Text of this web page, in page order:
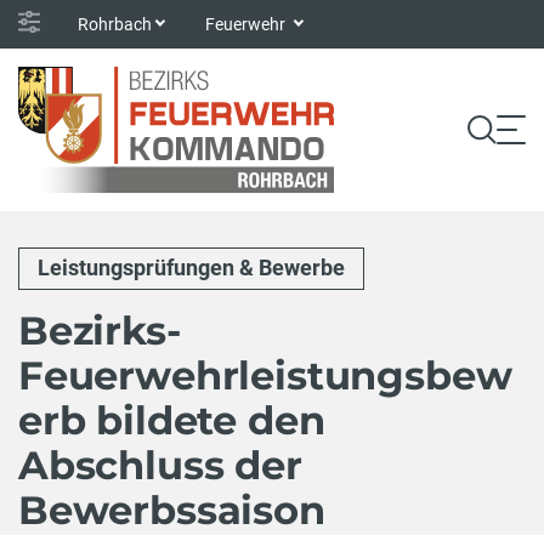
Rohrbach Feuerwehr
Leistungsprüfungen & Bewerbe
Bezirks-
Feuerwehrleistungsbew
erb bildete den
Abschluss der
Bewerbssaison